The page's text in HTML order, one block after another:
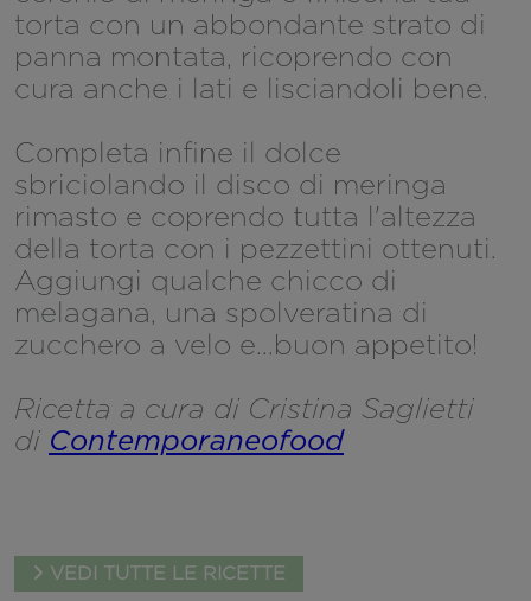
torta con un abbondante strato di
panna montata, ricoprendo con
cura anche i lati e lisciandoli bene.
Completa infine il dolce
sbriciolando il disco di meringa
rimasto e coprendo tutta l'altezza
della torta con i pezzettini ottenuti.
Aggiungi qualche chicco di
melagana, una spolveratina di
zucchero a velo e...buon appetito!
Ricetta a cura di Cristina Saglietti
di Contemporaneofood
VEDI TUTTE LE RICETTE